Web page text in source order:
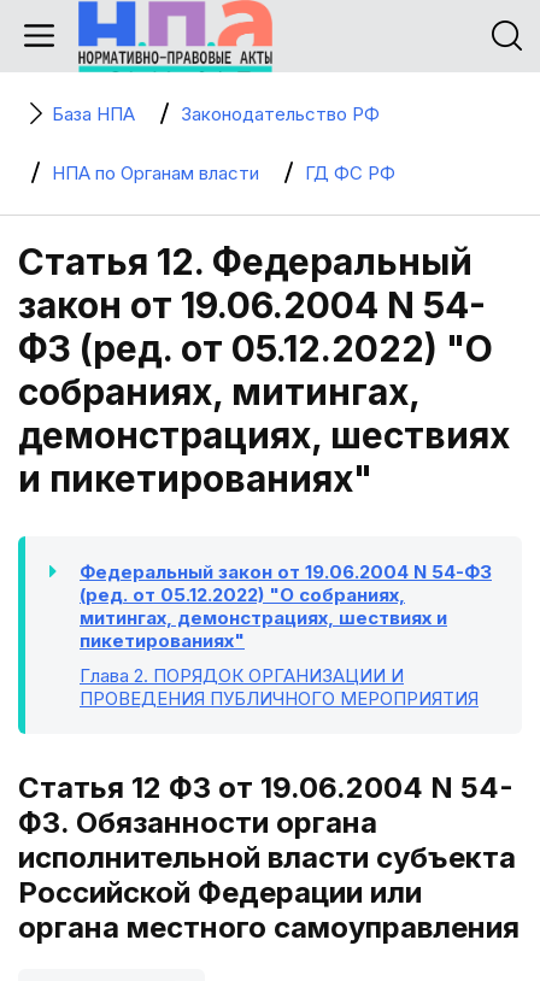
База НПА Законодательство РФ
НПА по Органам власти ГД ФС РФ
Статья 12. Федеральный
закон от 19.06.2004 N 54-
ФЗ (ред. от 05.12.2022) "О
собраниях, митингах,
демонстрациях, шествиях
и пикетированиях"
Федеральный закон от 19.06.2004 N 54-ФЗ
(ред. от 05.12.2022) "О собраниях,
митингах, демонстрациях, шествиях и
пикетированиях"
Глава 2. ПОРЯДОК ОРГАНИЗАЦИИ И
ПРОВЕДЕНИЯ ПУБЛИЧНОГО МЕРОПРИЯТИЯ
Статья 12 ФЗ от 19.06.2004 N 54-
ФЗ. Обязанности органа
исполнительной власти субъекта
Российской Федерации или
органа местного самоуправления